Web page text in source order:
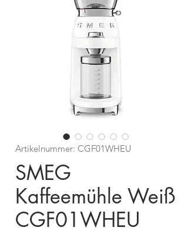
Artikelnummer: CGF01WHEU
SMEG
Kaffeemühle Weiß
CGF01WHEU